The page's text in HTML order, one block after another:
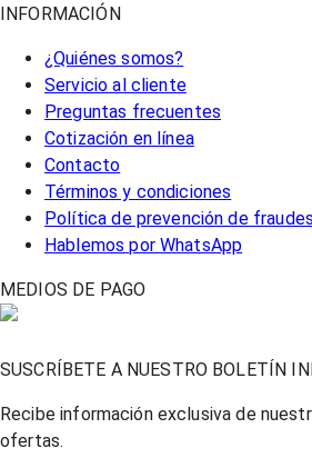
INFORMACIÓN
¿Quiénes somos?
Servicio al cliente
Preguntas frecuentes
Cotización en línea
Contacto
Términos y condiciones
Política de prevención de
Hablemos por WhatsApp
MEDIOS DE PAGO
SUSCRÍBETE A NUESTRO BOLETÍN
Recibe información exclusiva de
ofertas.